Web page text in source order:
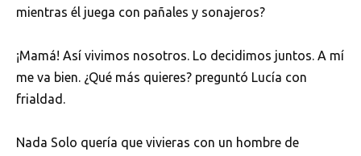
mientras él juega con pañales y sonajeros?
¡Mamá! Así vivimos nosotros. Lo decidimos juntos. A mí
me va bien. ¿Qué más quieres? preguntó Lucía con
frialdad.
Nada Solo quería que vivieras con un hombre de